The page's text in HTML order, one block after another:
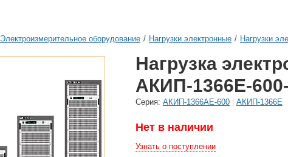
Электроизмерительное оборудование / Нагрузки электронные / Нагрузки
Нагрузка
АКИП-1366Е-
Cерия: АКИП-1366АЕ-600 АКИП-1366Е
Нет в наличии
Узнать о поступлении